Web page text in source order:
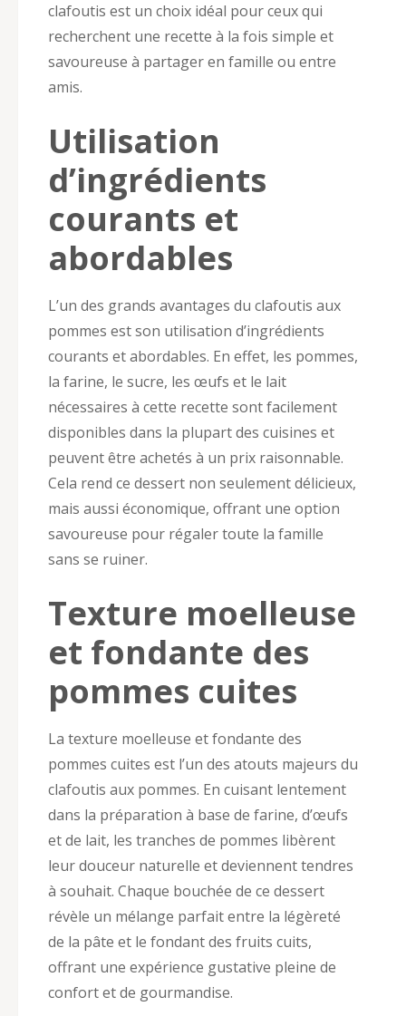
clafoutis est un choix idéal pour ceux qui
recherchent une recette à la fois simple et
savoureuse à partager en famille ou entre
amis.
Utilisation
d’ingrédients
courants et
abordables
L’un des grands avantages du clafoutis aux
pommes est son utilisation d’ingrédients
courants et abordables. En effet, les pommes,
la farine, le sucre, les œufs et le lait
nécessaires à cette recette sont facilement
disponibles dans la plupart des cuisines et
peuvent être achetés à un prix raisonnable.
Cela rend ce dessert non seulement délicieux,
mais aussi économique, offrant une option
savoureuse pour régaler toute la famille
sans se ruiner.
Texture moelleuse
et fondante des
pommes cuites
La texture moelleuse et fondante des
pommes cuites est l’un des atouts majeurs du
clafoutis aux pommes. En cuisant lentement
dans la préparation à base de farine, d’œufs
et de lait, les tranches de pommes libèrent
leur douceur naturelle et deviennent tendres
à souhait. Chaque bouchée de ce dessert
révèle un mélange parfait entre la légèreté
de la pâte et le fondant des fruits cuits,
offrant une expérience gustative pleine de
confort et de gourmandise.